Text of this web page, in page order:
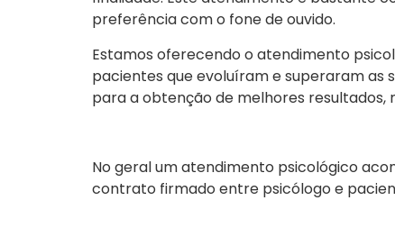
preferência com o fone de ouvido.
Estamos oferecendo o atendimento
pacientes que evoluíram e superaram as
para a obtenção de melhores
No geral um atendimento psicológico
contrato firmado entre psicólogo e